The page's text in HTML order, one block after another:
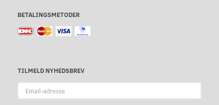
BETALINGSMETODER
TILMELD NYHEDSBREV
adresse